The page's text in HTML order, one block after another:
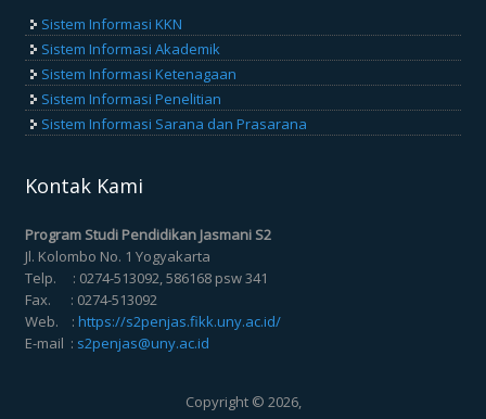
Sistem Informasi KKN
Sistem Informasi Akademik
Sistem Informasi Ketenagaan
Sistem Informasi Penelitian
Sistem Informasi Sarana dan Prasarana
Kontak Kami
Program Studi Pendidikan Jasmani S2
Jl. Kolombo No. 1 Yogyakarta
Telp. : 0274-513092, 586168 psw 341
Fax. : 0274-513092
Web. :https://s2penjas.fikk.uny.ac.id/
E-mail : s2penjas@uny.ac.id
Copyright © 2026,